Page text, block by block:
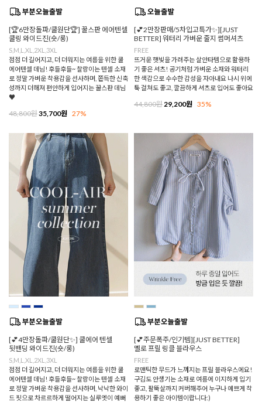
[🏆6만장돌파/쿨원단🏆] 꿀스판 에어텐셀
쿨링 와이드진(숏/롱)
S,M,L,XL,2XL,3XL
점점 더 길어지고, 더 더워지는 여름을 위한 쿨
에어텐셀 데님! 후들후들~ 찰랑이는 텐셀 소재
로 정말 가벼운 착용감을 선사하며, 쫀득한 신축
성까지 더해져 편안하게 입어지는 꿀스판 데님
♥
48,800원35,700원 27%
[💕2만장판매/5차입고특가✨][JUST
BETTER] 워터리 가벼운 줄지 썸머셔츠
FREE
뜨거운 햇빛을 가려주는 살안타템으로 활용하
기 좋은 셔츠! 공기처럼 가벼운 소재와 워터리
한 색감으로 수수한 감성을 자아내요 나시 위에
툭 걸쳐도 좋고, 깔끔하게 셔츠로 입어도 좋아요
44,800원29,200원 35%
[💕4만장돌파/쿨원단✨] 쿨에어 텐셀
뒷밴딩 와이드진(숏/롱)
S,M,L,XL,2XL,3XL
점점 더 길어지고, 더 더워지는 여름을 위한 쿨
에어텐셀 데님! 후들후들~ 찰랑이는 텐셀 소재
로 정말 가벼운 착용감을 선사하며, 낙낙한 와이
드 핏으로 차르르하게 떨어지는 실루엣이 예뻐
[💕주문폭주/인기템][JUST BETTER]
멜로 프릴 링클 블라우스
FREE
로맨틱한 무드가 느껴지는 프릴 블라우스에요!
구김도 안생기는 소재로 여름에 이지하게 입기
좋고, 팔뚝살까지 커버해주어 누구나 예쁘게 착
용하기 좋은 아이템이랍니다:)